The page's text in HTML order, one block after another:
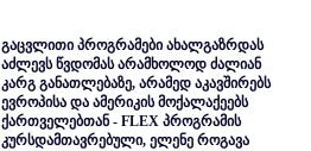
გაცვლითი პროგრამები ახალგაზრდას
აძლევს წვდომას არამხოლოდ ძალიან
კარგ განათლებაზე, არამედ აკავშირებს
ევროპისა და ამერიკის მოქალაქეებს
ქართველებთან - FLEX პროგრამის
კურსდამთავრებული, ელენე როგავა